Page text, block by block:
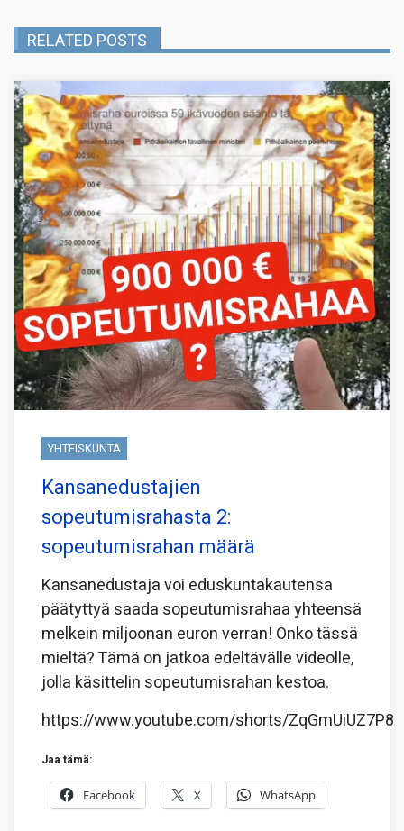
RELATED POSTS
YHTEISKUNTA
Kansanedustajien
sopeutumisrahasta 2:
sopeutumisrahan määrä
Kansanedustaja voi eduskuntakautensa
päätyttyä saada sopeutumisrahaa yhteensä
melkein miljoonan euron verran! Onko tässä
mieltä? Tämä on jatkoa edeltävälle videolle,
jolla käsittelin sopeutumisrahan kestoa.
https://www.youtube.com/shorts/ZqGmUiUZ7P8
Jaa tämä:
Facebook X WhatsApp